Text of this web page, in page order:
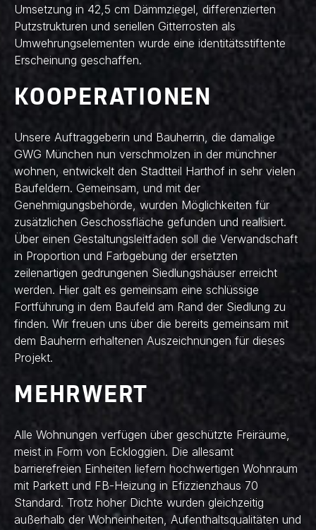
Umsetzung in 42,5 cm Dämmziegel, differenzierten
Putzstrukturen und seriellen Gitterrosten als
Umwehrungselementen wurde eine identitätsstiftente
Erscheinung geschaffen.
KOOPERATIONEN
Unsere Auftraggeberin und Bauherrin, die damalige
GWG München nun verschmolzen in der münchner
wohnen, entwickelt den Stadtteil Harthof in sehr vielen
Baufeldern. Gemeinsam, und mit der
Genehmigungsbehörde, wurden Möglichkeiten für
zusätzlichen Geschossfläche gefunden und realisiert.
Über einen Gestaltungsleitfaden soll die Verwandschaft
in Proportion und Farbgebung der ersetzten
zeilenartigen gedrungenen Siedlungshäuser erreicht
werden. Hier galt es gemeinsam eine schlüssige
Fortführung in dem Baufeld am Rand der Siedlung zu
finden. Wir freuen uns über die bereits gemeinsam mit
dem Bauherrn erhaltenen Auszeichnungen für dieses
Projekt.
MEHRWERT
Alle Wohnungen verfügen über geschützte Freiräume,
meist in Form von Eckloggien. Die allesamt
barrierefreien Einheiten liefern hochwertigen Wohnraum
mit Parkett und FB-Heizung in Efizzienzhaus 70
Standard. Trotz hoher Dichte wurden gleichzeitig
außerhalb der Wohneinheiten, Aufenthaltsqualitäten und